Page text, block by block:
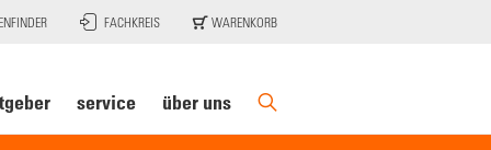
FACHKREIS WARENKORB
service über uns